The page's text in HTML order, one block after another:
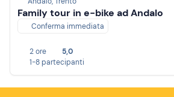
Family tour in e-bike ad Andalo
Conferma immediata
2 ore
5,0
1-8 partecipanti